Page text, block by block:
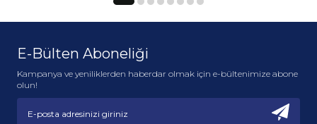
E-Bülten Aboneliği
Kampanya ve yeniliklerden haberdar olmak için e-bültenimize abone
olun!